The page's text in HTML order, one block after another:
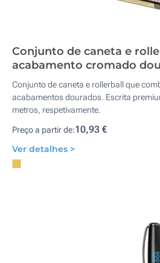
Conjunto de caneta e
acabamento cromado
Conjunto de caneta e rollerball que
acabamentos dourados. Escrita
metros, respetivamente.
Preço a partir de:10,93 €
Ver detalhes >